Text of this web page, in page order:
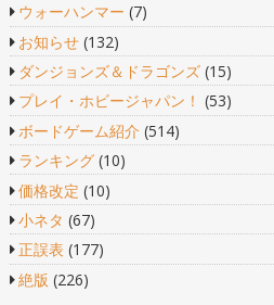
ウォーハンマー (7)
お知らせ(132)
ダンジョンズ＆ドラゴンズ(15)
プレイ・ホビージャパン！ (53)
ボードゲーム紹介 (514)
ランキング(10)
価格改定 (10)
小ネタ (67)
正誤表 (177)
絶版 (226)